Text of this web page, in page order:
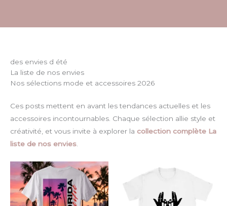
des envies d été
La liste de nos envies
Nos sélections mode et accessoires 2026
Ces posts mettent en avant les tendances actuelles et les
accessoires incontournables. Chaque sélection allie style et
créativité, et vous invite à explorer la collection complète La
liste de nos envies